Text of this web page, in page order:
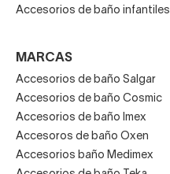
Accesorios de baño infantiles
MARCAS
Accesorios de baño Salgar
Accesorios de baño Cosmic
Accesorios de baño Imex
Accesoros de baño Oxen
Accesorios baño Medimex